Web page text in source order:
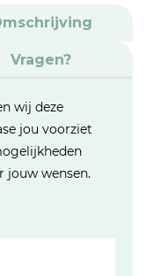
Vragen?
wij deze
jou voorziet
jouw wensen.